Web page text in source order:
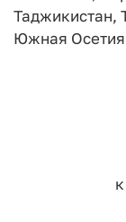
Таджикистан,
Южная